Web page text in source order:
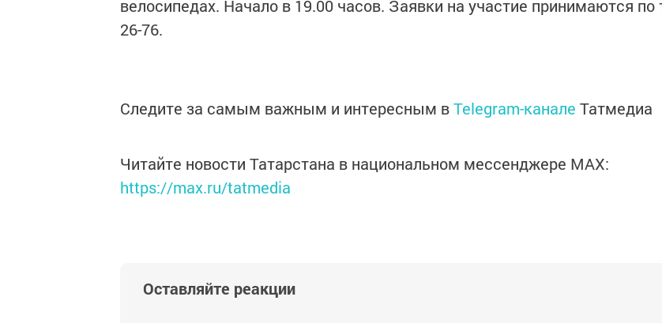
велосипедах. Начало в 19.00 часов. Заявки на участие принимаются по
26-76.
Следите за самым важным и интересным вTelegram-канале Татмедиа
Читайте новости Татарстана в национальном мессенджере MАХ:
https://max.ru/tatmedia
Оставляйте реакции